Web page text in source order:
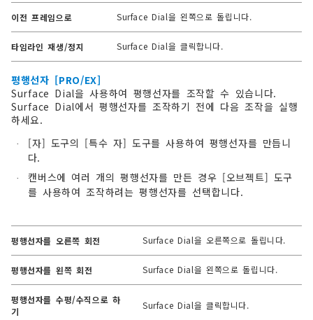
이전 프레임으로 Surface Dial을 왼쪽으로 돌립니다.
타임라인 재생/정지 Surface Dial을 클릭합니다.
평행선자 [PRO/EX]
Surface Dial을 사용하여 평행선자를 조작할 수 있습니다.
Surface Dial에서 평행선자를 조작하기 전에 다음 조작을 실행
하세요.
·
[자] 도구의 [특수 자] 도구를 사용하여 평행선자를 만듭니
다.
·
캔버스에 여러 개의 평행선자를 만든 경우 [오브젝트] 도구
를 사용하여 조작하려는 평행선자를 선택합니다.
평행선자를 오른쪽 회전 Surface Dial을 오른쪽으로 돌립니다.
평행선자를 왼쪽 회전 Surface Dial을 왼쪽으로 돌립니다.
평행선자를 수평/수직으로 하
기
Surface Dial을 클릭합니다.